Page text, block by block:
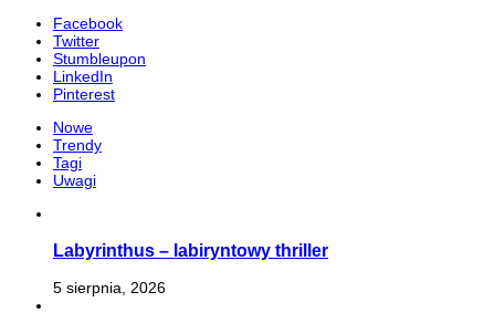
Facebook
Twitter
Stumbleupon
LinkedIn
Pinterest
Nowe
Trendy
Tagi
Uwagi
Labyrinthus – labiryntowy thriller
5 sierpnia, 2026